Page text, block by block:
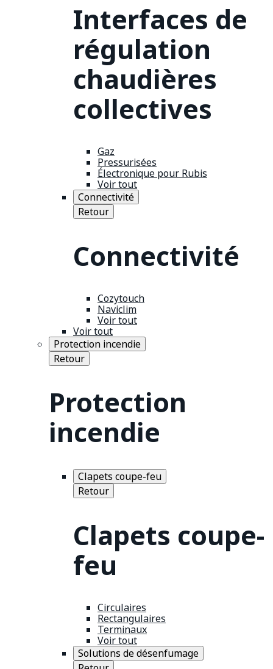
Interfaces de
régulation
chaudières
collectives
Gaz
Pressurisées
Électronique pour Rubis
Voir tout
Connectivité
Retour
Connectivité
Cozytouch
Naviclim
Voir tout
Voir tout
Protection incendie
Retour
Protection
incendie
Clapets coupe-feu
Retour
Clapets coupe-
feu
Circulaires
Rectangulaires
Terminaux
Voir tout
Solutions de désenfumage